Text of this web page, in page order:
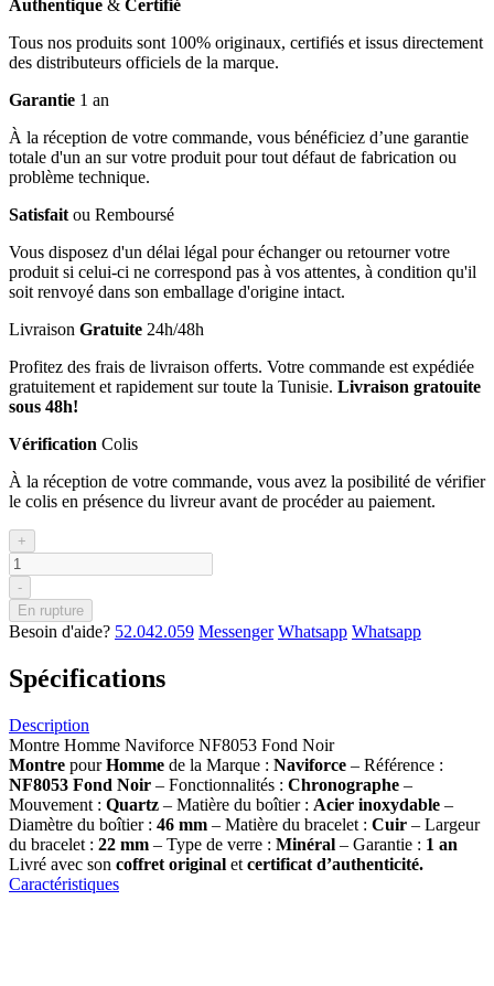
Authentique & Certifié
Tous nos produits sont 100% originaux, certifiés et issus directement
des distributeurs officiels de la marque.
Garantie 1 an
À la réception de votre commande, vous bénéficiez d’une garantie
totale d'un an sur votre produit pour tout défaut de fabrication ou
problème technique.
Satisfait ou Remboursé
Vous disposez d'un délai légal pour échanger ou retourner votre
produit si celui-ci ne correspond pas à vos attentes, à condition qu'il
soit renvoyé dans son emballage d'origine intact.
Livraison Gratuite 24h/48h
Profitez des frais de livraison offerts. Votre commande est expédiée
gratuitement et rapidement sur toute la Tunisie. Livraison gratouite
sous 48h!
Vérification Colis
À la réception de votre commande, vous avez la posibilité de vérifier
le colis en présence du livreur avant de procéder au paiement.
+
-
En rupture
Besoin d'aide? 52.042.059 Messenger Whatsapp Whatsapp
Spécifications
Description
Montre Homme Naviforce NF8053 Fond Noir
Montre pourHomme de la Marque : Naviforce – Référence :
NF8053 Fond Noir – Fonctionnalités : Chronographe –
Mouvement : Quartz – Matière du boîtier : Acier inoxydable –
Diamètre du boîtier : 46 mm – Matière du bracelet : Cuir – Largeur
du bracelet : 22 mm – Type de verre : Minéral – Garantie : 1 an
Livré avec son coffret original et certificat d’authenticité.
Caractéristiques